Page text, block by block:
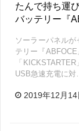
たんで持ち運
バッテリー『
ソーラーパネル
テリー『
「
USB急速充電に
2019年12月14